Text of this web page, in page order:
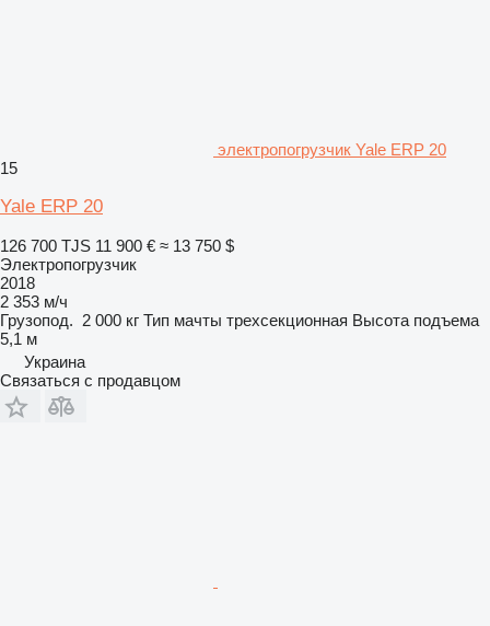
электропогрузчик Yale ERP 20
15
Yale ERP 20
126 700 TJS 11 900 € ≈ 13 750 $
Электропогрузчик
2018
2 353 м/ч
Грузопод. 2 000 кг Тип мачты трехсекционная Высота подъема
5,1 м
Украина
Связаться с продавцом